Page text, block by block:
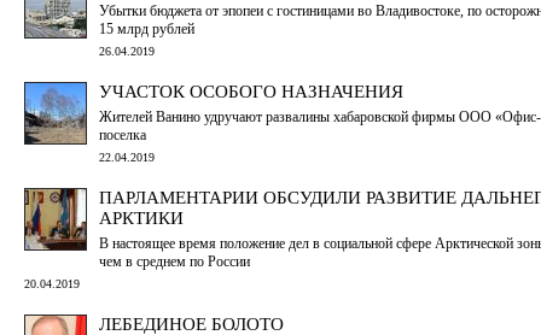
Убытки бюджета от эпопеи с гостиницами во Владивостоке, по
15 млрд рублей
26.04.2019
УЧАСТОК ОСОБОГО НАЗНАЧЕНИЯ
Жителей Ванино удручают развалины хабаровской фирмы ООО
поселка
22.04.2019
ПАРЛАМЕНТАРИИ ОБСУДИЛИ РАЗВИТИЕ
АРКТИКИ
В настоящее время положение дел в социальной сфере Арктической
чем в среднем по России
20.04.2019
ЛЕБЕДИНОЕ БОЛОТО